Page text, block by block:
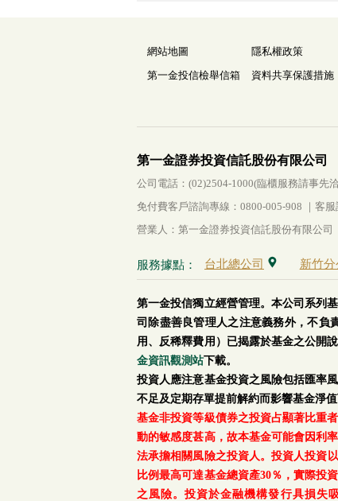
網站地圖 隱私權政策
第一金投信檢舉信箱
資料共享保護措施
第一金證券投資信託股份有限公
公司電話：(02)2504-1000(臨櫃服務請事先
免付費客戶諮詢專線：0800-005-908 ｜客
營業人：第一金證券投資信託股份有限公司
服務據點： 台北總公司 新竹分
第一金投信獨立經營管理。本公司系列
司除盡善良管理人之注意義務外，不負
用、反稀釋費用）已揭露於基金之公開
金資訊觀測站下載。
投資人應注意基金投資之風險包括匯率
不足及定期存單提前解約而影響基金淨
基金非投資等級債券之投資占顯著比重
動的敏感度甚高，故本基金可能會因利
法承擔相關風險之投資人。投資人投資
比例最高可達基金總資產30％，實際投
之風險。投資於金融機構發行具損失